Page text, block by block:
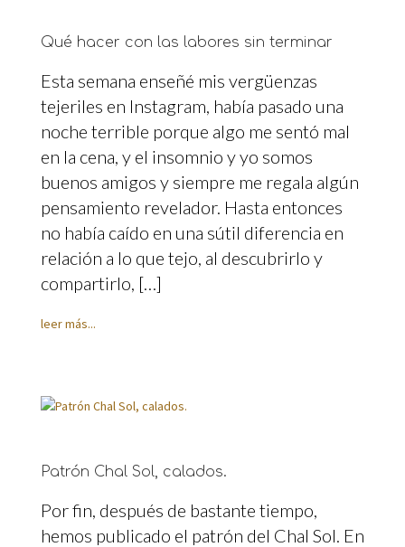
Qué hacer con las labores sin terminar
Esta semana enseñé mis vergüenzas
tejeriles en Instagram, había pasado una
noche terrible porque algo me sentó mal
en la cena, y el insomnio y yo somos
buenos amigos y siempre me regala algún
pensamiento revelador. Hasta entonces
no había caído en una sútil diferencia en
relación a lo que tejo, al descubrirlo y
compartirlo, […]
leer más...
Patrón Chal Sol, calados.
Por fin, después de bastante tiempo,
hemos publicado el patrón del Chal Sol. En